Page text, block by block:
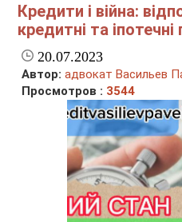
Кредити і війна:
кредитні та іпотечні
20.07.2023
Автор: адвокат Васильев
Просмотров : 3544